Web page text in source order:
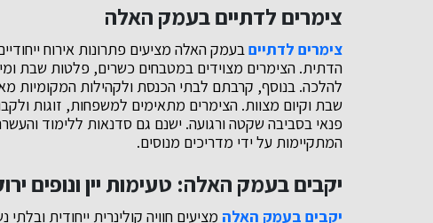
צימרים לדתיים בעמק האלה
צימרים לדתיים בעמק האלה מציעים פתרונות אירוח
הדתית. הצימרים מצוידים במטבחים כשרים, פלטות שבת
להלכה. בנוסף, קרבתם לבתי הכנסת ולקהילות המקומיות
שבת וקיום מצוות. הצימרים מתאימים למשפחות, זוגות
פנאי בסביבה שקטה ורגועה. ישנם גם סדנאות ללימוד
המתקיימות על ידי מדריכים מנוסים.
יקבים בעמק האלה: טעימות יין ונופים
יקבים בעמק האלה מציעים חוויה קולינרית ייחודית